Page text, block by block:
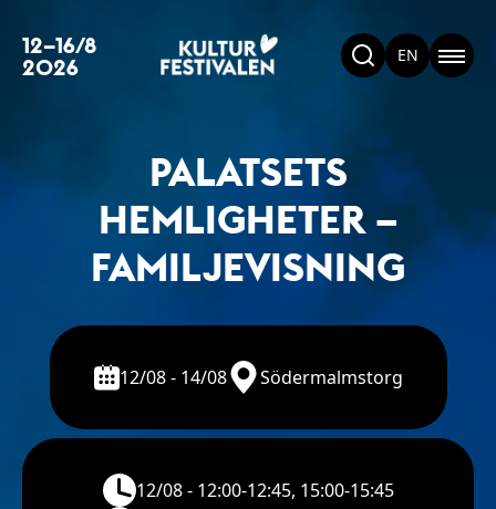
12–16/8
2026 EN
PALATSETS
HEMLIGHETER –
FAMILJEVISNING
12/08 - 14/08 Södermalmstorg
12/08 - 12:00-12:45, 15:00-15:45